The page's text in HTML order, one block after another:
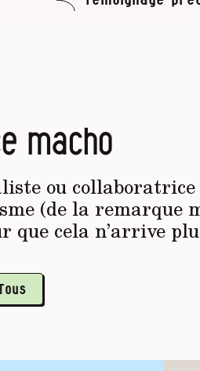
macho
ou collaboratrice
(de la remarque
que cela n’arrive
Tous